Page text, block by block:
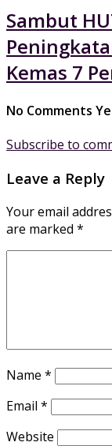
Sambut
Kemas 7
No Comments
Subscribe to
Leave a Reply
Your email
are marked *
Name *
Email *
Website